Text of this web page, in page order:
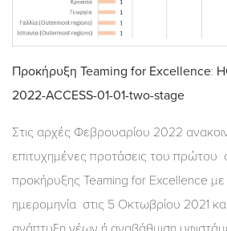
Προκήρυξη Teaming for Excellence:
2022-ACCESS-01-01-two-stage
Στις αρχές Φεβρουαρίου 2022
επιτυχημένες προτάσεις του πρώτου
προκήρυξης Teaming for Excellence με
ημερομηνία στις 5 Οκτωβρίου 2021